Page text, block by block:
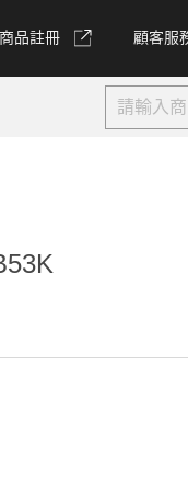
商品註冊 顧客服